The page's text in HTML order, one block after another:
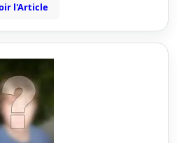
l'Article